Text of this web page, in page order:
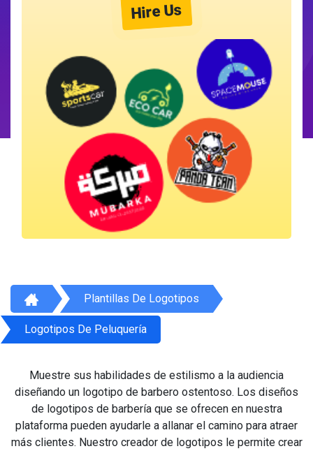
Hire Us
Plantillas De Logotipos
Logotipos De Peluquería
Muestre sus habilidades de estilismo a la audiencia
diseñando un logotipo de barbero ostentoso. Los diseños
de logotipos de barbería que se ofrecen en nuestra
plataforma pueden ayudarle a allanar el camino para atraer
más clientes. Nuestro creador de logotipos le permite crear